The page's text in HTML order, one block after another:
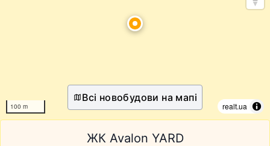
100 m realt.ua
Всі новобудови на мапі
ЖК Avalon YARD